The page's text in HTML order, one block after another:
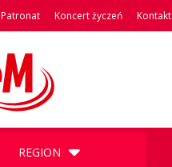
Patronat Koncert życzeń Kontakt
REGION